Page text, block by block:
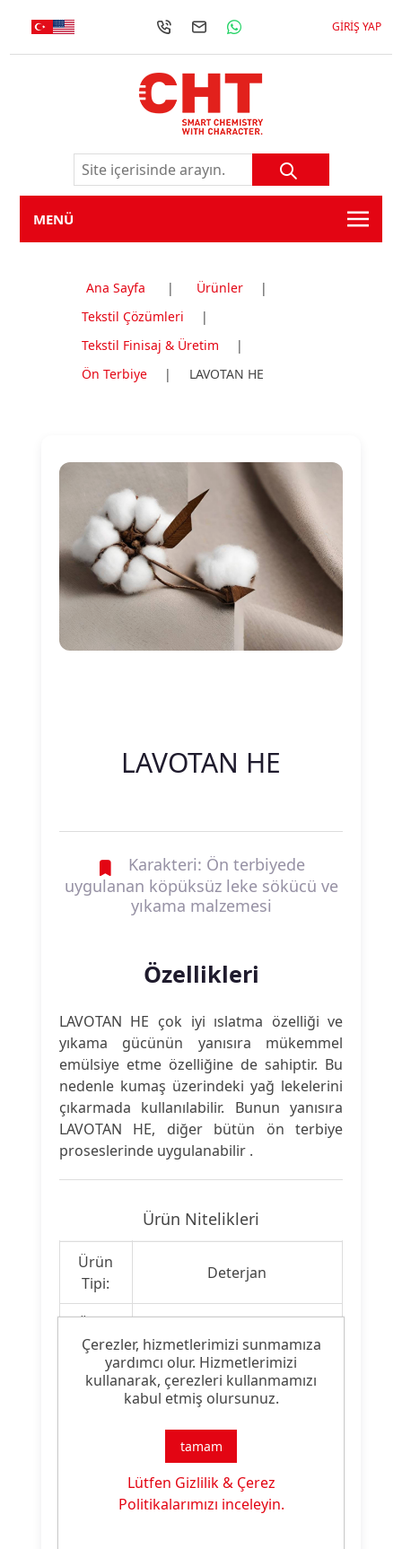
GIRIŞ YAP
MENÜ
Ana Sayfa | Ürünler
|
Tekstil Çözümleri
|
Tekstil Finisaj & Üretim
|
Ön Terbiye
| LAVOTAN HE
LAVOTAN HE
Karakteri: Ön terbiyede
uygulanan köpüksüz leke sökücü ve
yıkama malzemesi
Özellikleri
LAVOTAN HE çok iyi ıslatma özelliği ve
yıkama gücünün yanısıra mükemmel
emülsiye etme özelliğine de sahiptir. Bu
nedenle kumaş üzerindeki yağ lekelerini
çıkarmada kullanılabilir. Bunun yanısıra
LAVOTAN HE, diğer bütün ön terbiye
proseslerinde uygulanabilir .
Ürün Nitelikleri
Ürün
Tipi:
Deterjan
Ürün
Özelliği:
Yıkama Malzemesi
Ürün Dokümanları
Dosya
İsmi
Dosya
Türü
İndirme
Linki
Çerezler, hizmetlerimizi sunmamıza
yardımcı olur. Hizmetlerimizi
kullanarak, çerezleri kullanmamızı
kabul etmiş olursunuz.
tamam
Lütfen Gizlilik & Çerez
Politikalarımızı inceleyin.